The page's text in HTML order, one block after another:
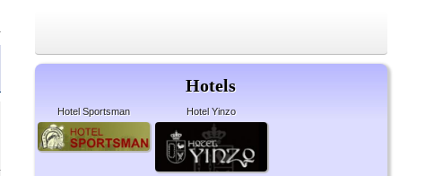
Hotels
Hotel Sportsman Hotel Yinzo